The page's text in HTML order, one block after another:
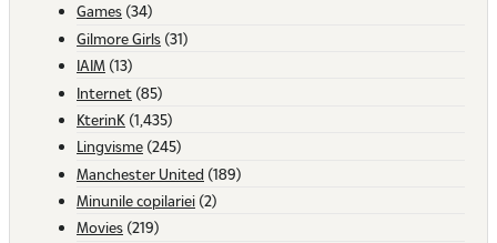
Games (34)
Gilmore Girls (31)
IAIM (13)
Internet (85)
KterinK (1,435)
Lingvisme (245)
Manchester United (189)
Minunile copilariei (2)
Movies (219)